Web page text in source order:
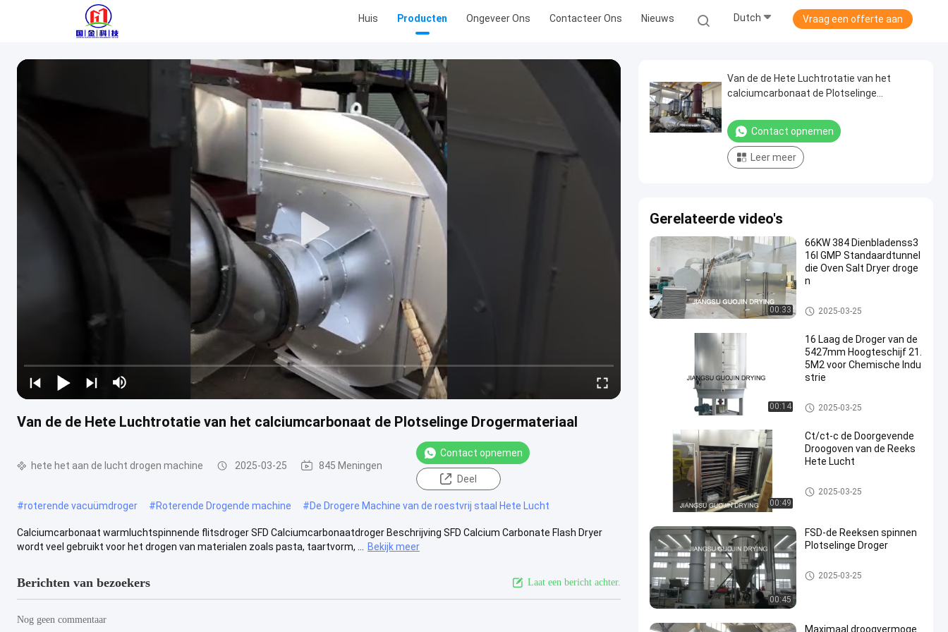
Huis Producten Ongeveer Ons Contacteer Ons Nieuws Dutch Vraag een offerte aan
Van de de Hete Luchtrotatie van het calciumcarbonaat de Plotselinge Drogermateriaal
hete het aan de lucht drogen machine 2025-03-25 845 Meningen
Contact opnemen
Deel
#roterende vacuümdroger #Roterende Drogende machine #De Drogere Machine van de roestvrij staal Hete Lucht
Calciumcarbonaat warmluchtspinnende flitsdroger SFD Calciumcarbonaatdroger Beschrijving SFD Calcium Carbonate Flash Dryer
wordt veel gebruikt voor het drogen van materialen zoals pasta, taartvorm, ...
Bekijk meer
Berichten van bezoekers Laat een bericht achter.
Nog geen commentaar
Van de de Hete Luchtrotatie van het
calciumcarbonaat de Plotselinge
Contact opnemen
Leer meer
Gerelateerde video's
00:33
66KW 384 Dienbladenss3
16l GMP Standaardtunnel
die Oven Salt Dryer droge
n
hete het aan de lucht drogen
machine
2025-03-25
00:14
16 Laag de Droger van de
5427mm Hoogteschijf 21.
5M2 voor Chemische Indu
strie
hete het aan de lucht drogen
machine
2025-03-25
00:49
Ct/ct-c de Doorgevende
Droogoven van de Reeks
Hete Lucht
hete het aan de lucht drogen
machine
2025-03-25
00:45
FSD-de Reeksen spinnen
Plotselinge Droger
hete het aan de lucht drogen
machine
2025-03-25
Maximaal droogvermoge